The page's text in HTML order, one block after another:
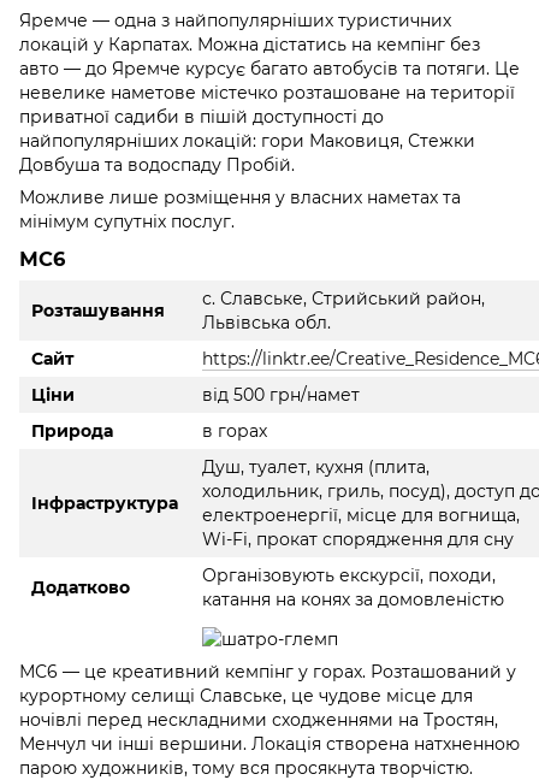
Яремче — одна з найпопулярніших туристичних
локацій у Карпатах. Можна дістатись на кемпінг без
авто — до Яремче курсує багато автобусів та потяги. Це
невелике наметове містечко розташоване на території
приватної садиби в пішій доступності до
найпопулярніших локацій: гори Маковиця, Стежки
Довбуша та водоспаду Пробій.
Можливе лише розміщення у власних наметах та
мінімум супутніх послуг.
МС6
Розташування
с. Славське, Стрийський район,
Львівська обл.
Сайт
https://linktr.ee/
Ціни
від 500 грн/намет
Природа
в горах
Інфраструктура
Душ, туалет, кухня (плита,
холодильник, гриль, посуд), доступ
електроенергії, місце для вогнища,
Wi-Fi, прокат спорядження для сну
Додатково
Організовують екскурсії, походи,
катання на конях за домовленістю
МС6 — це креативний кемпінг у горах. Розташований у
курортному селищі Славське, це чудове місце для
ночівлі перед нескладними сходженнями на Тростян,
Менчул чи інші вершини. Локація створена натхненною
парою художників, тому вся просякнута творчістю.